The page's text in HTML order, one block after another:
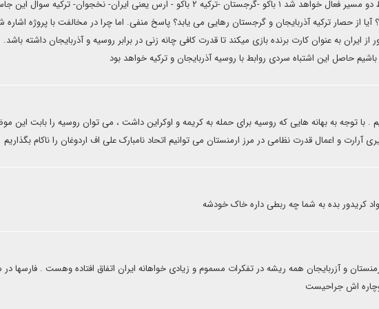
کریدوری اتفاق نخواهد افتاد ام در این شرایط دو مسیر فعال خواهد شد ۱ باکو -گرجستان -ترکیه ۲ باکو - ارس یعنی ایران- نخجوان- ترکیه
از حصار ترکیه آذربایجان و گرجستان رهایی می یابد؟ پاسخ منفی. اما چرا در مخالفت با پروژه اشاره
به عنوان کارت برنده بازی میکند تا قدرت کافی چانه زنی در برابر روسیه و آذربایجان داشته باشد.
حاصل این اشتباه سردی روابط با روسیه آذربایجان و ترکیه خواهد بود
. با توجه به بهانه هایی که روسیه برای حمله به کریمه و اوکراین داشت ، می توان روسیه را بابت این
آرارت و اعمال قدرت نظامی در مرز ارمنستان می توانیم اتحاد نامبارک علی اف اردوغان را ناکام بگذاریم
کریدور بده به شما چه ربطی داره خاک خودشه
و آزربایجان همه ریشه در تفکرات مسموم و زیادی خواهانه ایران اتفاق افتاده وهست . فارسها در
وچاره اش جراحیست